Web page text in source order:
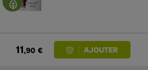
11,90 €